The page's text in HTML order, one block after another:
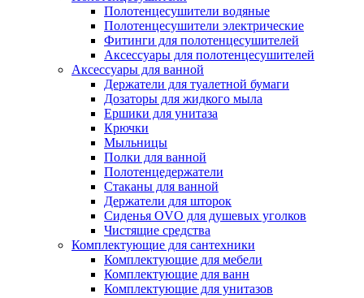
Полотенцесушители водяные
Полотенцесушители электрические
Фитинги для полотенцесушителей
Аксессуары для полотенцесушителей
Аксессуары для ванной
Держатели для туалетной бумаги
Дозаторы для жидкого мыла
Ершики для унитаза
Крючки
Мыльницы
Полки для ванной
Полотенцедержатели
Стаканы для ванной
Держатели для шторок
Сиденья OVO для душевых уголков
Чистящие средства
Комплектующие для сантехники
Комплектующие для мебели
Комплектующие для ванн
Комплектующие для унитазов